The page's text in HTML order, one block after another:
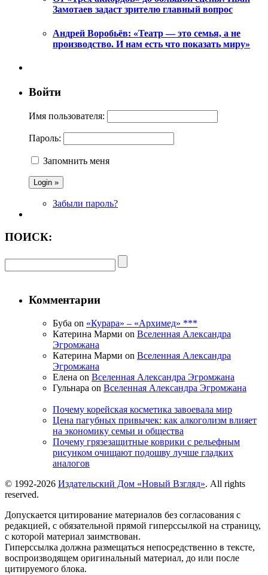
Замотаев задаст зрителю главный вопрос
Андрей Воробьёв: «Театр — это семья, а не
производство. И нам есть что показать миру»
Войти
Имя пользователя:
Пароль:
Запомнить меня
Забыли пароль?
ПОИСК:
Комментарии
Буба on «Курара» – «Архимед» ***
Катерина Марми on Вселенная Александра
Эгромжана
Катерина Марми on Вселенная Александра
Эгромжана
Елена on Вселенная Александра Эгромжана
Гульнара on Вселенная Александра Эгромжана
Почему корейская косметика завоевала мир
Цена пагубных привычек: как алкоголизм влияет
на экономику семьи и общества
Почему грязезащитные коврики с рельефным
рисунком очищают подошву лучше гладких
аналогов
© 1992-2026 Издательский Дом «Новый Взгляд». All rights
reserved.
Допускается цитирование материалов без согласования с
редакцией, с обязательной прямой гиперссылкой на страницу,
с которой материал заимствован.
Гиперссылка должна размещаться непосредственно в тексте,
воспроизводящем оригинальный материал, до или после
цитируемого блока.